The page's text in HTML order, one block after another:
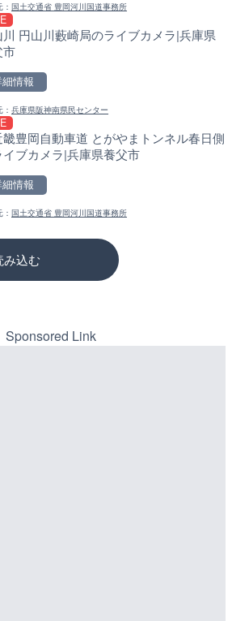
：国土交通省 豊岡河川国道事務所
川 円山川藪崎局のライブカメラ|兵庫県
市
情報
：兵庫県阪神南県民センター
豊岡自動車道 とがやまトンネル春日側
イブカメラ|兵庫県養父市
情報
：国土交通省 豊岡河川国道事務所
み込む
配信元：アイ・キャン制作G
TBSより羽田空港第1ター
配信元：
知内川 上開田橋のライブ
市
配信元：高島市役所 政策部 危機管理局
配信元：東京都品川区南大井ライブカメ
道の駅さがのせきのライ
配信元：
松江自動車道 三次東JCT
のライブカメラ|広島県三
配信元：国土交通省 三次河川国道事務所
Sponsored Link